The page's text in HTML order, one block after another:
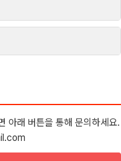
아래 버튼을 통해 문의하세요.